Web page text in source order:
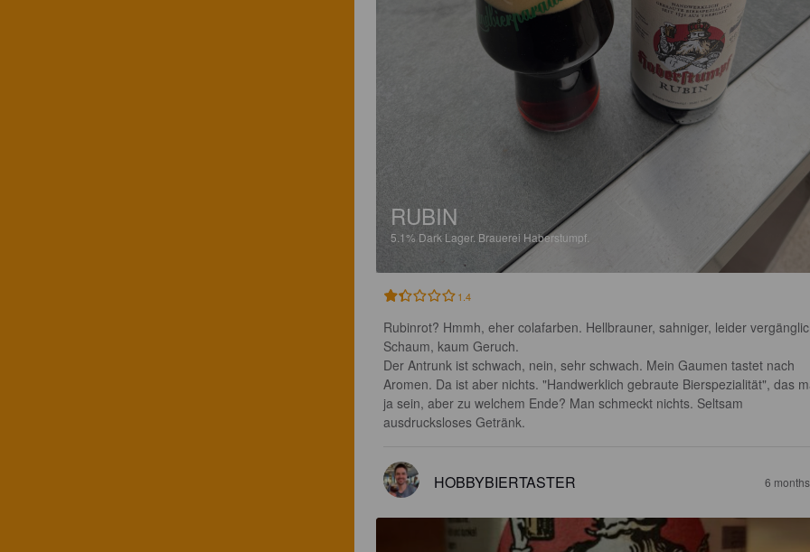
RUBIN
5.1% Dark Lager. Brauerei Haberstumpf.
1.4
Rubinrot? Hmmh, eher colafarben. Hellbrauner, sahniger, leider
Schaum, kaum Geruch.
Der Antrunk ist schwach, nein, sehr schwach. Mein Gaumen tastet nach
Aromen. Da ist aber nichts. "Handwerklich gebraute Bierspezialität", das
ja sein, aber zu welchem Ende? Man schmeckt nichts. Seltsam
ausdrucksloses Getränk.
HOBBYBIERTASTER 6